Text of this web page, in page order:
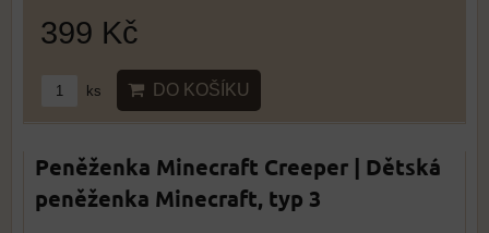
399 Kč
ks DO KOŠÍKU
Peněženka Minecraft Creeper | Dětská
peněženka Minecraft, typ 3